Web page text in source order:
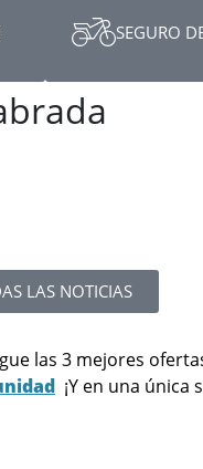
SEGURO
LAS NOTICIAS
las 3 mejores
¡Y en una única